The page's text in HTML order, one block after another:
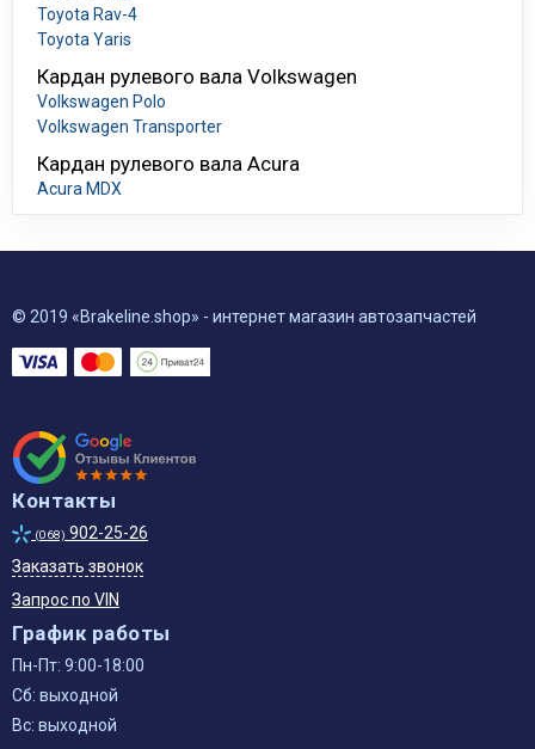
Toyota Rav-4
Toyota Yaris
Кардан рулевого вала Volkswagen
Volkswagen Polo
Volkswagen Transporter
Кардан рулевого вала Acura
Acura MDX
© 2019 «Brakeline.shop» - интернет магазин автозапчастей
Контакты
(068) 902-25-26
Заказать звонок
Запрос по VIN
График работы
Пн-Пт: 9:00-18:00
Сб: выходной
Вс: выходной